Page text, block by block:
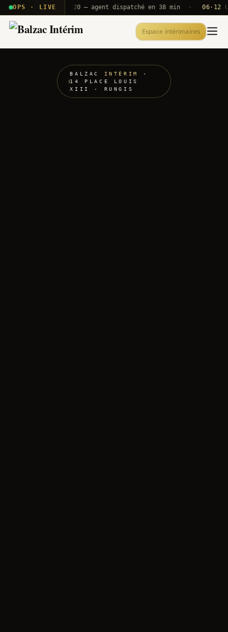
OPS · LIVE
T2E · B71 Push A320 — agent dispatché en 38 min · 06·12 UTC
Espace intérimaires
BALZAC INTÉRIM
·
14 PLACE LOUIS
XIII · RUNGIS